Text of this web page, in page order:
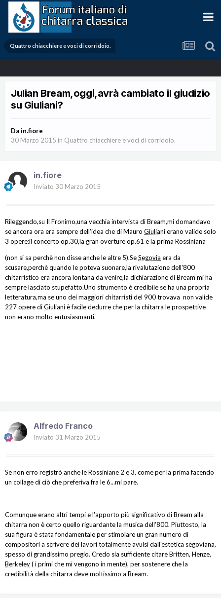
Quattro chiacchiere e voci di corridoio.
Julian Bream,oggi,avrà cambiato il giudizio
su Giuliani?
Dain.fiore
30 Marzo 2015 in Quattro chiacchiere e voci di corridoio.
in.fiore
Inviato 30 Marzo 2015
Rileggendo,su Il Fronimo,una vecchia intervista di Bream,mi domandavo
se ancora ora era sempre dell'idea che di Mauro Giulianierano valide solo
3 opere:il concerto op.30,la gran overture op.61 e la prima Rossiniana
(non si sa perchè non disse anche le altre 5).SeSegovia era da
scusare,perchè quando le poteva suonare,la rivalutazione dell'800
chitarristico era ancora lontana da venire,la dichiarazione di Bream mi ha
sempre lasciato stupefatto.Uno strumento è credibile se ha una propria
letteratura,ma se uno dei maggiori chitarristi del 900 trovava non valide
227 opere diGiulianiè facile dedurre che per la chitarra le prospettive
non erano molto entusiasmanti.
Alfredo Franco
Inviato 31 Marzo 2015
Se non erro registrò anche le Rossiniane 2 e 3, come per la prima facendo
un collage di ciò che preferiva fra le 6...mi pare.
Comunque erano altri tempi e l'apporto più significativo di Bream alla
chitarra non è certo quello riguardante la musica dell'800. Piuttosto, la
sua figura è stata fondamentale per stimolare un gran numero di
compositori a scrivere dei lavori totalmente avulsi dall'estetica segoviana,
spesso di grandissimo pregio. Credo sia sufficiente citare Britten, Henze,
Berkeley( i primi che mi vengono in mente), per sostenere che la
credibilità della chitarra deve moltissimo a Bream.